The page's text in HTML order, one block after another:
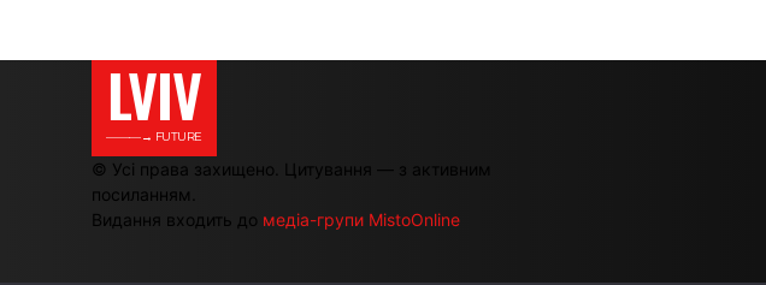
LVIV
———→ FUTURE
© Усі права захищено. Цитування — з активним
посиланням.
Видання входить до медіа-групи MistoOnline